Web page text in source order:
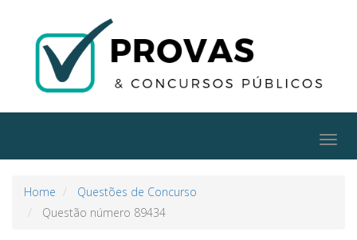
Home
Questões de Concurso
Questão número 89434